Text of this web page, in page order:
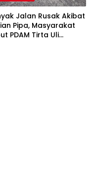
Jalan Rusak Akibat
Pipa, Masyarakat
PDAM Tirta Uli